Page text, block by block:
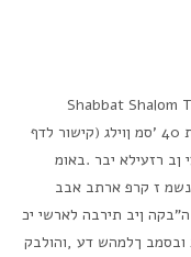
Shabbat Shalom
Mattot – Massai יעסמ – תוטמ תשרפ ח"נשת 40 'סמ ןוילג (קישור לדף
ןב רזעילא יבר .באומ
ז קרפ ארתב אבב
ןיב תירבה לארשי יכ
ובסמב ךלמהש דע ,והולבק